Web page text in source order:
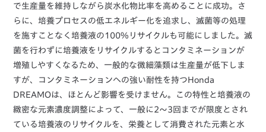
で生産量を維持しながら炭水化物比率を高めることに成功。さ
らに、培養プロセスの低エネルギー化を追求し、滅菌等の処理
を施すことなく培養液の100%リサイクルも可能にしました。滅
菌を行わずに培養液をリサイクルするとコンタミネーションが
増殖しやすくなるため、一般的な微細藻類は生産量が低下しま
すが、コンタミネーションへの強い耐性を持つHonda
DREAMOは、ほとんど影響を受けません。この特性と培養液の
緻密な元素濃度調整によって、一般に2～3回までが限度とされ
ている培養液のリサイクルを、栄養として消費された元素と水